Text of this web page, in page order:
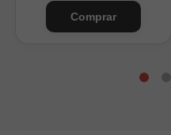
BalMY Power Crystal
Comprar